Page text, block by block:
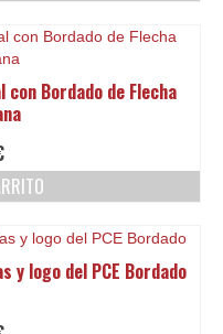
Bordado de Flecha
y logo del PCE Bordado